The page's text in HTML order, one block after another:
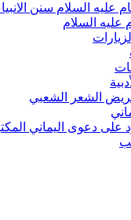
عليه السلام سنن
عليه السلام
الشعر الشعبي
على دعوى اليماني